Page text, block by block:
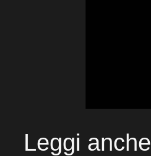
Leggi anche